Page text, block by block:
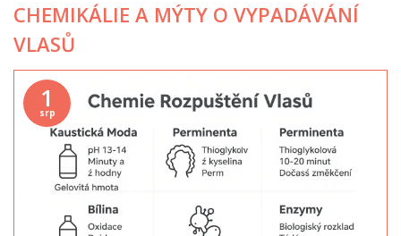
CHEMIKÁLIE A MÝTY O VYPADÁVÁNÍ
VLASŮ
1
srp